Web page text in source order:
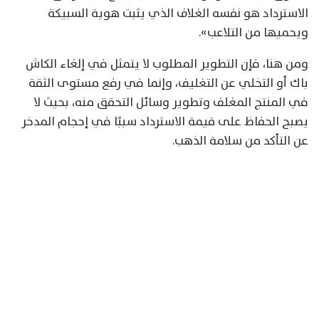
الاسترداد هو نفسه الغلاف الذي يثبت هوية السبيكة
ويحميها من التلاعب».
ومن هنا، فإن التطوير المطلوب لا يتمثل في إلغاء الكاش
باك أو التخلي عن التغليف، وإنما في رفع مستوى الثقة
في المنتج المغلف وتطوير وسائل التحقق منه، بحيث لا
يصبح الحفاظ على قيمة الاسترداد سببًا في إحجام المدخر
عن التأكد من سلامة الذهب.